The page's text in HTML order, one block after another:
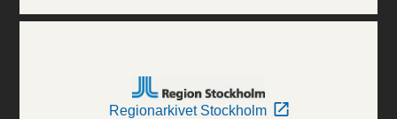
Regionarkivet Stockholm